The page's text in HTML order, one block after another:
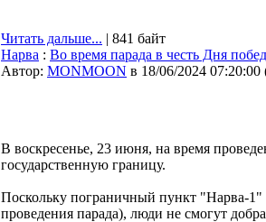
Читать дальше... | 841 байт
Нарва : Во время парада в честь Дня
Автор: MONMOON в 18/06/2024 07:20:00
В воскресенье, 23 июня, на время
государственную границу.
Поскольку пограничный пункт "Нарва-1"
проведения парада), люди не смогут